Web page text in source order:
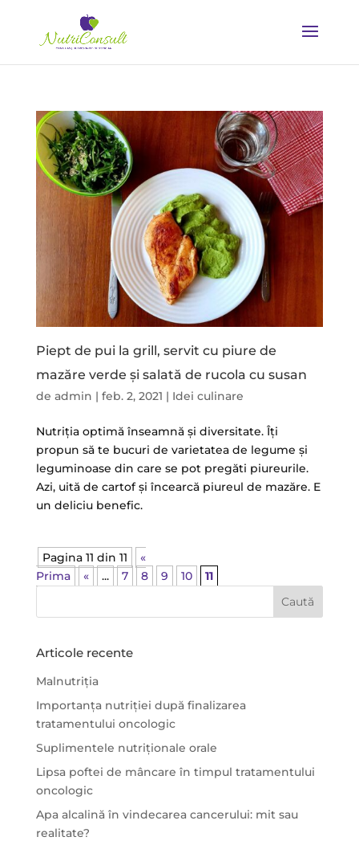
Piept de pui la grill, servit cu piure de
mazăre verde și salată de rucola cu susan
de admin | feb. 2, 2021 | Idei culinare
Nutriția optimă înseamnă și diversitate. Îți
propun să te bucuri de varietatea de legume și
leguminoase din care se pot pregăti piureurile.
Azi, uită de cartof și încearcă piureul de mazăre. E
un deliciu benefic.
Pagina 11 din 11
«
Prima
« ... 7 8 9 10 11
Articole recente
Malnutriția
Importanța nutriției după finalizarea
tratamentului oncologic
Suplimentele nutriționale orale
Lipsa poftei de mâncare în timpul tratamentului
oncologic
Apa alcalină în vindecarea cancerului: mit sau
realitate?